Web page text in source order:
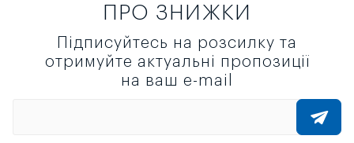
ПРО ЗНИЖКИ
Підписуйтесь на розсилку та
отримуйте актуальні пропозиції
на ваш e-mail